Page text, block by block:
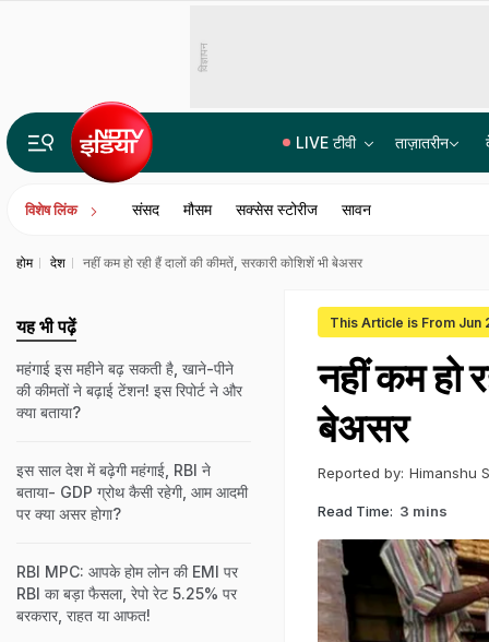
विज्ञापन
LIVE टीवी ताज़ातरीन
विशेष लिंक संसद मौसम सक्सेस स्टोरीज सावन
होम देश नहीं कम हो रही हैं दालों की कीमतें, सरकारी कोशिशें भी बेअसर
This Article is From Jun
नहीं कम हो
बेअसर
Reported by: Himanshu
Read Time: 3 mins
यह भी पढ़ें
महंगाई इस महीने बढ़ सकती है, खाने-पीने
की कीमतों ने बढ़ाई टेंशन! इस रिपोर्ट ने और
क्‍या बताया?
इस साल देश में बढ़ेगी महंगाई, RBI ने
बताया- GDP ग्रोथ कैसी रहेगी, आम आदमी
पर क्‍या असर होगा?
RBI MPC: आपके होम लोन की EMI पर
RBI का बड़ा फैसला, रेपो रेट 5.25% पर
बरकरार, राहत या आफत!